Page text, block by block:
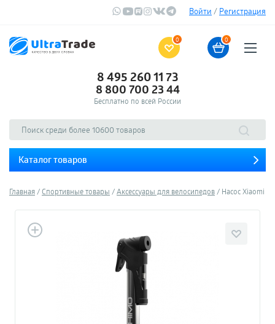
Войти / Регистрация
0 0
8 495 260 11 73
8 800 700 23 44
Бесплатно по всей России
Каталог товаров
Главная Спортивные товары Аксессуары для велосипедов Насос Xiaomi